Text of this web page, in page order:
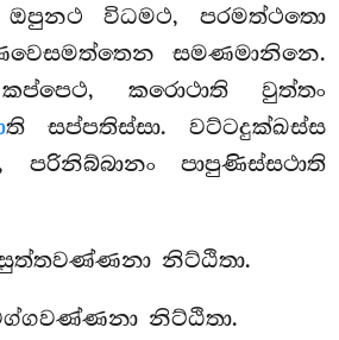
ඔපුනථ විධමථ, පරමත්ථතො
සමණමානිනෙ.
කරොථාති වුත්තං
ති සප්පතිස්සා. වට්ටදුක්ඛස්ස
පරිනිබ්බානං පාපුණිස්සථාති
නිට්ඨිතා.
නිට්ඨිතා.